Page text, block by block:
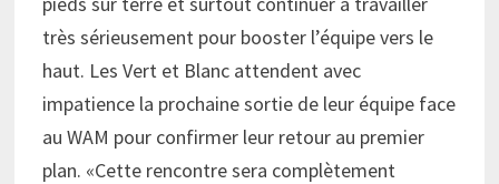
très sérieusement pour booster l’équipe vers le
haut. Les Vert et Blanc attendent avec
impatience la prochaine sortie de leur équipe face
au WAM pour confirmer leur retour au premier
plan. «Cette rencontre sera complètement